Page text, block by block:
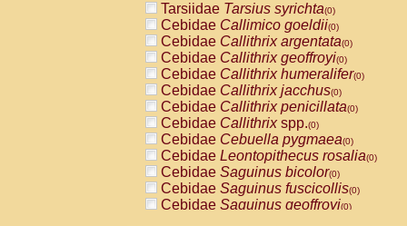
Tarsiidae Tarsius syrichta(0)
Cebidae Callimico goeldii(0)
Cebidae Callithrix argentata(0)
Cebidae Callithrix geoffroyi(0)
Cebidae Callithrix humeralifer(0)
Cebidae Callithrix jacchus(0)
Cebidae Callithrix penicillata(0)
Cebidae Callithrixspp.(0)
Cebidae Cebuella pygmaea(0)
Cebidae Leontopithecus rosalia(0)
Cebidae Saguinus bicolor(0)
Cebidae Saguinus fuscicollis(0)
Cebidae Saguinus geoffroyi(0)